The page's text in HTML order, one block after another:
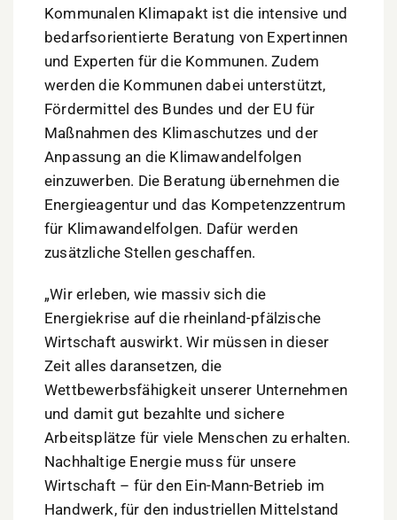
Kommunalen Klimapakt ist die intensive und
bedarfsorientierte Beratung von Expertinnen
und Experten für die Kommunen. Zudem
werden die Kommunen dabei unterstützt,
Fördermittel des Bundes und der EU für
Maßnahmen des Klimaschutzes und der
Anpassung an die Klimawandelfolgen
einzuwerben. Die Beratung übernehmen die
Energieagentur und das Kompetenzzentrum
für Klimawandelfolgen. Dafür werden
zusätzliche Stellen geschaffen.
„Wir erleben, wie massiv sich die
Energiekrise auf die rheinland-pfälzische
Wirtschaft auswirkt. Wir müssen in dieser
Zeit alles daransetzen, die
Wettbewerbsfähigkeit unserer Unternehmen
und damit gut bezahlte und sichere
Arbeitsplätze für viele Menschen zu erhalten.
Nachhaltige Energie muss für unsere
Wirtschaft – für den Ein-Mann-Betrieb im
Handwerk, für den industriellen Mittelstand